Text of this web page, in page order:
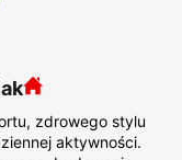
zdrowego stylu
aktywności.